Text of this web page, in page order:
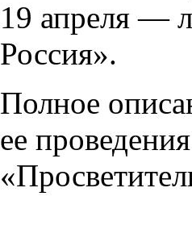
19 апреля —
Россия».
Полное
ее